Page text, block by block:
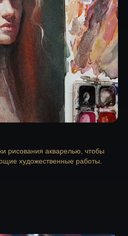
рисования акварелью, чтобы
художественные работы.